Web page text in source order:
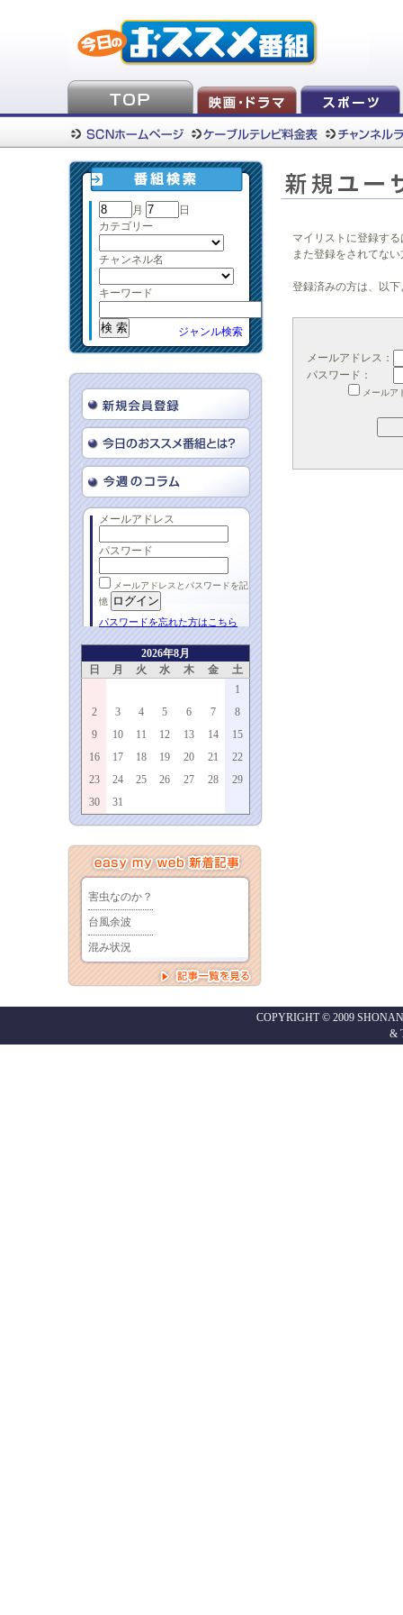
月
日
カテゴリー
チャンネル名
キーワード
ジャンル検索
メールアドレス
パスワード
メールアドレスとパスワードを記
憶
パスワードを忘れた方はこちら
2026年8月
日
月 火 水 木 金
土
1
2
3 4 5 6 7
8
9
10 11 12 13 14
15
16
17 18 19 20 21
22
23
24 25 26 27 28
29
30
31
マイリストに登録す
また登録をされてな
登録済みの方は、以
メールアドレス：
パスワード：
メールア
COPYRIGHT © 2009
&